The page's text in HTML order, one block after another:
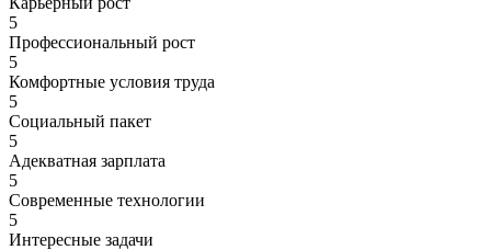
5
Профессиональный рост
5
Комфортные условия труда
5
Социальный пакет
5
Адекватная зарплата
5
Современные технологии
5
Интересные задачи